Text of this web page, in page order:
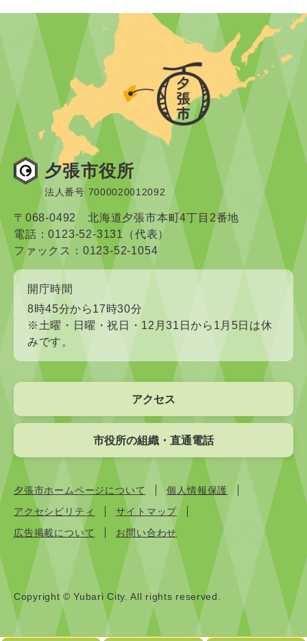
夕張市役所
法人番号 7000020012092
〒068-0492 北海道夕張市本町4丁目2番地
電話：0123-52-3131（代表）
ファックス：0123-52-1054
開庁時間
8時45分から17時30分
※土曜・日曜・祝日・12月31日から1月5日は休
みです。
アクセス
市役所の組織・直通電話
夕張市ホームページについて
個人情報保護
アクセシビリティ
サイトマップ
広告掲載について
お問い合わせ
Copyright © Yubari City. All rights reserved.